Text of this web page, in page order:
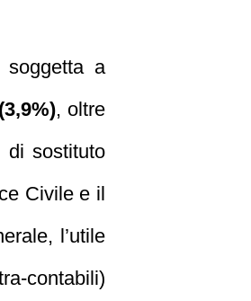
soggetta a
, oltre
di sostituto
Civile e il
l’utile
contabili)